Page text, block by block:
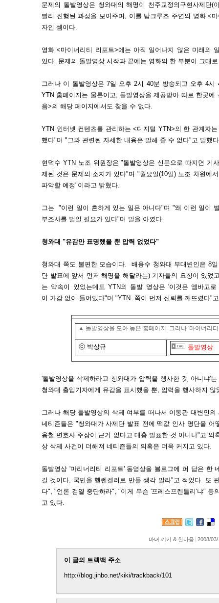
문제의 돌발영상은 청와대의 해명이 천주교정의구현사제단
빨리 진행된 과정을 보여주며, 이를 탐크루즈 주연의 영화 <
자인 셈이다.
영화 <마이너리티 리포트>에는 아직 일어나지 않은 미래의
있다. 문제의 돌발영상 시작과 끝에는 영화의 한 부분이 그대
그러나 이 돌발영상은 7일 오후 2시 40분 방송되고 오후 4
YTN 홈페이지는 물론이고, 돌발영상을 제공받아 따로 한곳
음>의 해당 페이지에서도 찾을 수 없다.
YTN 인터넷 컨텐츠를 관리하는 <디지털 YTN>의 한 관계자
했다"며 "그와 관련된 자세한 내용은 말해 줄 수 없다"고 말했
현덕수 YTN 노조 위원장은 "돌발영상은 신문으로 따지면 기
제된 것은 문제의 소지가 있다"며 "월요일(10일) 노조 차원에
파악할 예정"이라고 밝혔다.
그는 "이런 일이 흔하게 있는 일은 아니다"며 "왜 이런 일이
부조사를 벌일 필요가 있다"며 말을 아꼈다.
청와대 "유감만 표명했을 뿐 압력 없었다"
청와대 쪽도 불편한 모습이다. 배용수 청와대 부대변인은 8
단 발표에 앞서 먼저 해명을 해달라는) 기자들의 요청이 있었
는 약속이 있었는데도 YTN의 돌발 영상은 '이것은 엠바고
이 가감 없이 들어있다"며 "YTN 쪽이 먼저 신뢰를 깨뜨렸다"
▲ 돌발영상을 모아 놓은 홈페이지. 그러나 '마이너리
ⓒ 박상규 돌발영상
'돌발영상을 삭제하라고 청와대가 압력을 행사한 것 아니냐'
청와대 출입기자에게 유감을 표시했을 뿐, 압력을 행사하지 않
그러나 해당 돌발영상의 삭제 여부를 떠나서 이동관 대변인
네티즌들은 "청와대가 사제단 발표 전에 떡값 인사 명단을 어
용철 변호사 주장이 근거 없다고 대충 발표한 것 아니냐"고 의
상 삭제 사건이 더해져 네티즌들의 의혹은 더욱 커지고 있다.
돌발영상 '마리너리티 리포트' 동영상을 블로그에 퍼 담은 한
길 것이다, 국민을 헬렌켈러로 만들 생각 말라"고 적었다. 또
다", "언론 검열 중단하라", "이게 무슨 '프레스프렌들리'냐" 등
고 있다.
마녀 키키 & 한마음 2008/
이 글의 트랙백 주소
http://blog.jinbo.net/kiki/trackback/101